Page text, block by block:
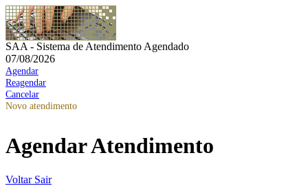
SAA - Sistema de Atendimento Agendado
07/08/2026
Agendar
Reagendar
Cancelar
Novo atendimento
Agendar Atendimento
Voltar Sair